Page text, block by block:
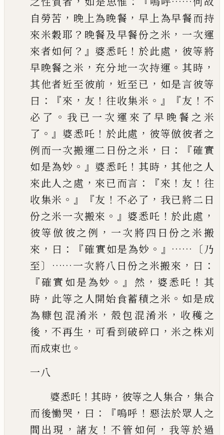
自勞苦 ， 晚上為晚餐 ，早上為早餐而持
來米穀耶 ？ 晚餐及早餐份之米 ， 一次運
來者如何 ？』 婆悉吒 ！ 於此處 ， 彼等將
早晚餐之米 ， 充分地一次持運 。其時 ，
其他者近至彼前 ， 近至已 ， 如是言彼等
曰 ：『來 ， 友 ！ 往收集米 。』 『友 ！ 不
必了 。 我已一次運來了早晚餐之米
了 。』 婆悉吒 ！ 於此處 ， 彼等倣彼者之
例而一次搬運二日份之米 ， 曰 ：『確實
如是為妙 。』 婆悉吒 ！其時 ，其他之人
來此人之處 ， 來已而言 ：『來 ！ 友 ！ 往
收集米 。』『友 ！ 不必了 ， 我已將二日
份之米一次搬來 。』 婆悉吒 ！ 於此處 ，
彼等倣彼之例 ， 一次將四日份之米搬
來 ， 曰 ：『確實如是為妙 。』……〔乃
至〕……一次將八日份之米搬來 ， 曰 ：
『確實如是為妙 。』 然 ， 婆悉吒 ！ 其
時 ， 此等之人開始食蓄積之米 。 如是成
為糠包混淆米 ， 殼包混淆米 ， 收穫之
後 ，不再生 ， 可看到破碎口 ， 米之株刈
而成束也 。
一八
婆悉吒 ！ 其時 ， 彼等之人集合 ， 集合
而後慟哭 ， 曰 ：『嗚呼 ！ 惡法於眾人之
間出現 ， 諸友 ！不管如何 ， 我等於過